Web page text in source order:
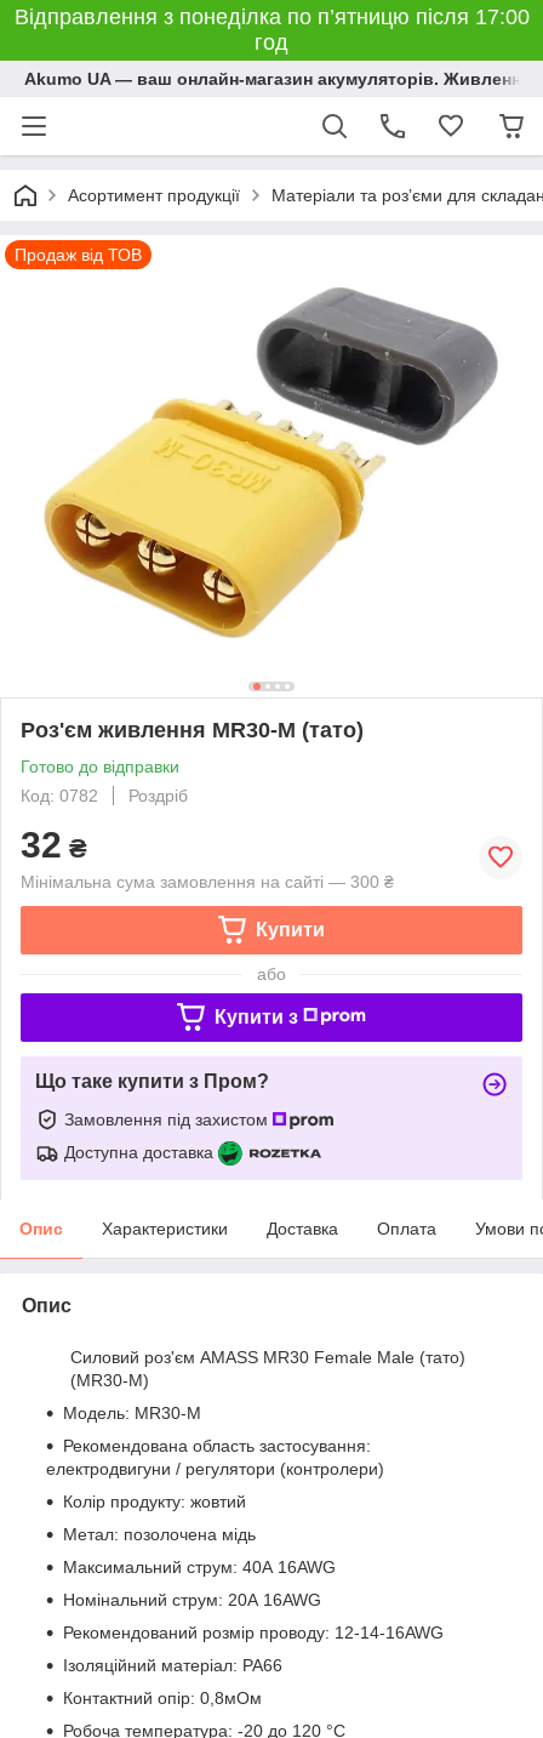
Відправлення з понеділка по п’ятницю після 17:00
год
Akumo UA — ваш онлайн-магазин акумуляторів. Живлення,
Асортимент продукції Матеріали та розʼєми для
Продаж від ТОВ
Роз'єм живлення MR30-M (тато)
Готово до відправки
Код: 0782
Роздріб
32 ₴
Мінімальна сума замовлення на сайті — 300 ₴
Купити
або
Купити з
Що таке купити з Пром?
Замовлення під захистом
Доступна доставка
Опис Характеристики Доставка Оплата Умови
Опис
Силовий роз'єм AMASS MR30 Female Male (тато)
(MR30-M)
Модель: MR30-M
Рекомендована область застосування:
електродвигуни / регулятори (контролери)
Колір продукту: жовтий
Метал: позолочена мідь
Максимальний струм: 40А 16AWG
Номінальний струм: 20А 16AWG
Рекомендований розмір проводу: 12-14-16AWG
Ізоляційний матеріал: PA66
Контактний опір: 0,8мОм
Робоча температура: -20 до 120 °C